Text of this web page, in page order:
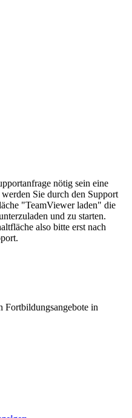
nötig sein eine
Sie durch den Support
"TeamViewer laden" die
und zu starten.
also bitte erst nach
Fortbildungsangebote in